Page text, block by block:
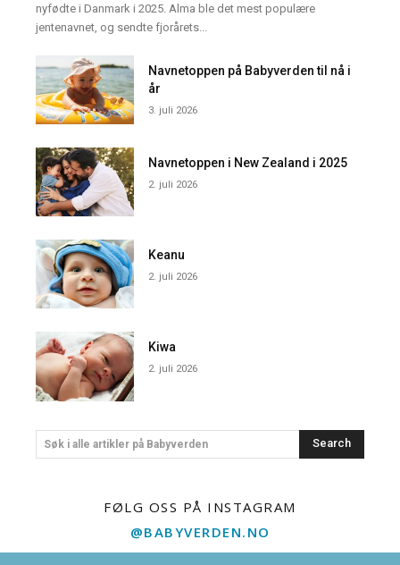
nyfødte i Danmark i 2025. Alma ble det mest populære
jentenavnet, og sendte fjorårets...
Navnetoppen på Babyverden til nå i
år
3. juli 2026
Navnetoppen i New Zealand i 2025
2. juli 2026
Keanu
2. juli 2026
Kiwa
2. juli 2026
Søk i alle artikler på Babyverden Search
FØLG OSS PÅ INSTAGRAM
@BABYVERDEN.NO